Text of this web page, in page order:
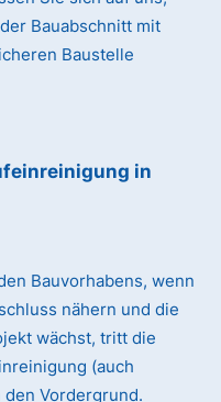
Bauabschnitt mit
Baustelle
in
Bauvorhabens, wenn
nähern und die
wächst, tritt die
(auch
Vordergrund.